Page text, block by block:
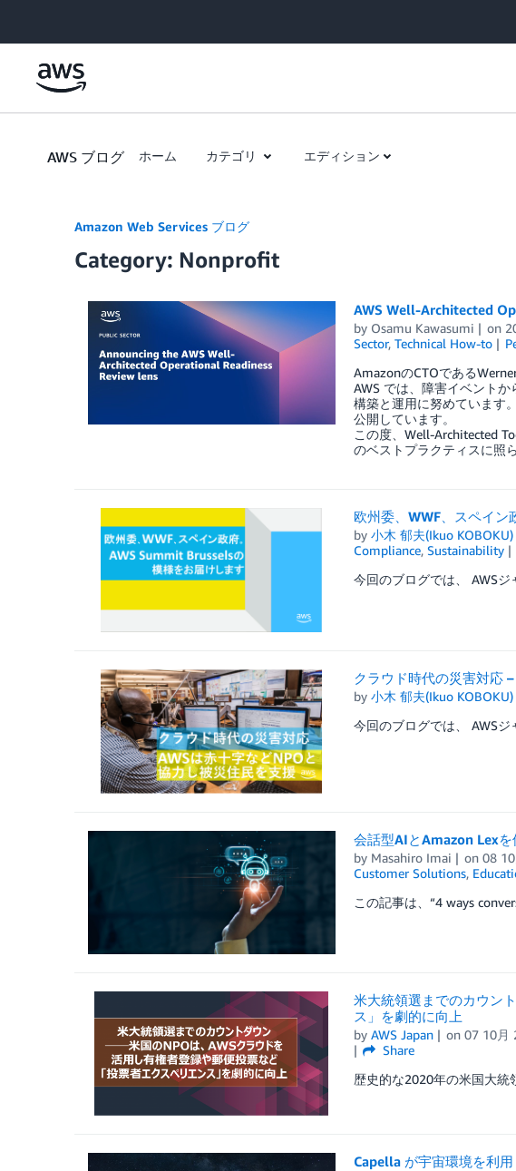
AWS ブログ ホーム カテゴリ エディション
Amazon Web Services ブログ
Category: Nonprofit
AWS Well-Architected
by Osamu Kawasumi on
Sector, Technical How-to
AmazonのCTOである
AWS では、障害イベント
構築と運用に努めています
公開しています。
この度、Well-Architected
のベストプラクティスに照
欧州委、WWF、スペイ
by 小木 郁夫(Ikuo KOBOKU)
Compliance, Sustainability
今回のブログでは、 AWS
クラウド時代の災害対応
by 小木 郁夫(Ikuo KOBOKU)
今回のブログでは、 AWS
会話型AIとAmazon Lex
by Masahiro Imai on08
Customer Solutions,
この記事は、“4 ways
米大統領選までのカウン
ス」を劇的に向上
by AWS Japan on07 10月
Share
歴史的な2020年の米国大
Capella が宇宙環境を利